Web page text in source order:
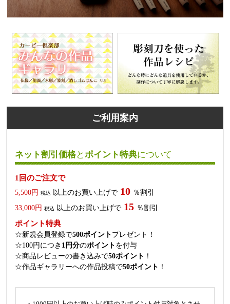
ご利用案内
ネット割引価格とポイント特典について
1回のご注文で
5,500円 税込 以上のお買い上げで 10 ％割引
33,000円 税込 以上のお買い上げで 15 ％割引
ポイント特典
☆新規会員登録で500ポイント プレゼント！
☆100円につき 1円分のポイント を付与
☆商品レビューの書き込みで50ポイント ！
☆作品ギャラリーへの作品投稿で50ポイント ！